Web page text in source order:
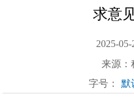
求意
2025-
来源：
字号： 默